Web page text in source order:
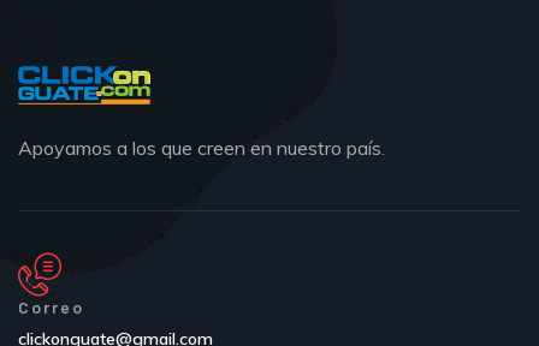
Apoyamos a los que creen en nuestro país.
Correo
clickonguate@gmail.com